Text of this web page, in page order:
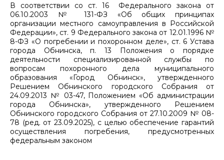
В соответствии со ст. 16 Федерального закона от
06.10.2003 № 131-ФЗ «Об общих принципах
организации местного самоуправления в Российской
Федерации», ст. 9 Федерального закона от 12.01.1996 №
8-ФЗ «О погребении и похоронном деле», ст. 6 Устава
города Обнинска, п. 13 Положения о порядке
деятельности специализированной службы по
вопросам похоронного дела муниципального
образования «Город Обнинск», утвержденного
Решением Обнинского городского Собрания от
24.09.2013 № 03-47, Положением «Об администрации
города Обнинска», утвержденного Решением
Обнинского городского Собрания от 27.10.2009 № 08-
78 (ред. от 23.09.2025), с целью обеспечение гарантий
осуществления погребения, предусмотренных
федеральным законом